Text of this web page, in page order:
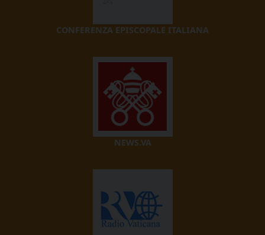
CONFERENZA EPISCOPALE ITALIANA
NEWS.VA